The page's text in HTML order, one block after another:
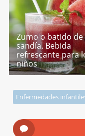
Zumo o batido de
sandía. Bebida
refrescante para
niños
Enfermedades